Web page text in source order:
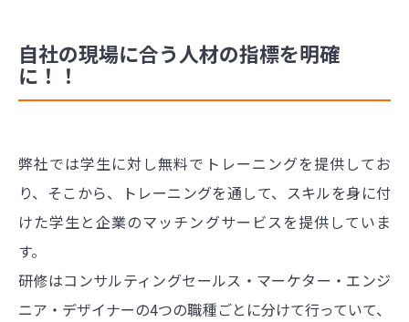
自社の現場に合う人材の指標を明確
に！！
弊社では学生に対し無料でトレーニングを提供してお
り、そこから、トレーニングを通して、スキルを身に付
けた学生と企業のマッチングサービスを提供していま
す。
研修はコンサルティングセールス・マーケター・エンジ
ニア・デザイナーの4つの職種ごとに分けて行っていて、